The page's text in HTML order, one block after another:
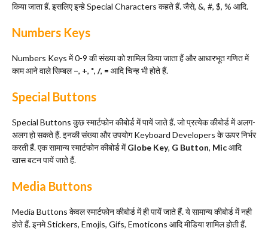
किया जाता हैं. इसलिए इन्हे Special Characters कहते हैं. जैसे, &, #, $, % आदि.
Numbers Keys
Numbers Keys में 0-9 की संख्या को शामिल किया जाता हैं और आधारभूत गणित में
काम आने वाले सिम्बल–, +, *, /, = आदि चिन्ह भी होते हैं.
Special Buttons
Special Buttons कुछ स्मार्टफोन कीबोर्ड में पायें जाते हैं. जो प्रत्येक कीबोर्ड में अलग-
अलग हो सकते हैं. इनकी संख्या और उपयोग Keyboard Developers के ऊपर निर्भर
करती हैं. एक सामान्य स्मार्टफोन कीबोर्ड मेंGlobe Key, G Button, Micआदि
खास बटन पायें जाते हैं.
Media Buttons
Media Buttons केवल स्मार्टफोन कीबोर्ड में ही पायें जाते हैं. ये सामान्य कीबोर्ड में नही
होते हैं. इनमे Stickers, Emojis, Gifs, Emoticons आदि मीडिया शामिल होती हैं.